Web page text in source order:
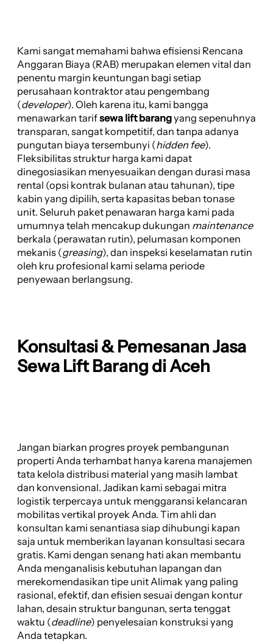
Kami sangat memahami bahwa efisiensi Rencana
Anggaran Biaya (RAB) merupakan elemen vital dan
penentu margin keuntungan bagi setiap
perusahaan kontraktor atau pengembang
(developer). Oleh karena itu, kami bangga
menawarkan tarifsewa lift barangyang sepenuhnya
transparan, sangat kompetitif, dan tanpa adanya
pungutan biaya tersembunyi (hidden fee).
Fleksibilitas struktur harga kami dapat
dinegosiasikan menyesuaikan dengan durasi masa
rental (opsi kontrak bulanan atau tahunan), tipe
kabin yang dipilih, serta kapasitas beban tonase
unit. Seluruh paket penawaran harga kami pada
umumnya telah mencakup dukungan maintenance
berkala (perawatan rutin), pelumasan komponen
mekanis (greasing), dan inspeksi keselamatan rutin
oleh kru profesional kami selama periode
penyewaan berlangsung.
Konsultasi & Pemesanan Jasa
Sewa Lift Barang di Aceh
Jangan biarkan progres proyek pembangunan
properti Anda terhambat hanya karena manajemen
tata kelola distribusi material yang masih lambat
dan konvensional. Jadikan kami sebagai mitra
logistik terpercaya untuk menggaransi kelancaran
mobilitas vertikal proyek Anda. Tim ahli dan
konsultan kami senantiasa siap dihubungi kapan
saja untuk memberikan layanan konsultasi secara
gratis. Kami dengan senang hati akan membantu
Anda menganalisis kebutuhan lapangan dan
merekomendasikan tipe unit Alimak yang paling
rasional, efektif, dan efisien sesuai dengan kontur
lahan, desain struktur bangunan, serta tenggat
waktu (deadline) penyelesaian konstruksi yang
Anda tetapkan.